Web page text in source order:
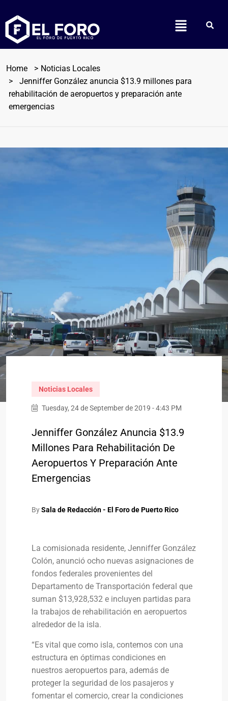
Home
Noticias Locales
Jenniffer González anuncia $13.9 millones para
rehabilitación de aeropuertos y preparación ante
emergencias
Noticias Locales
Tuesday, 24 de September de 2019 - 4:43 PM
Jenniffer González Anuncia $13.9
Millones Para Rehabilitación De
Aeropuertos Y Preparación Ante
Emergencias
BySala de Redacción - El Foro de Puerto Rico
La comisionada residente, Jenniffer González
Colón, anunció ocho nuevas asignaciones de
fondos federales provenientes del
Departamento de Transportación federal que
suman $13,928,532 e incluyen partidas para
la trabajos de rehabilitación en aeropuertos
alrededor de la isla.
“Es vital que como isla, contemos con una
estructura en óptimas condiciones en
nuestros aeropuertos para, además de
proteger la seguridad de los pasajeros y
fomentar el comercio, crear la condiciones